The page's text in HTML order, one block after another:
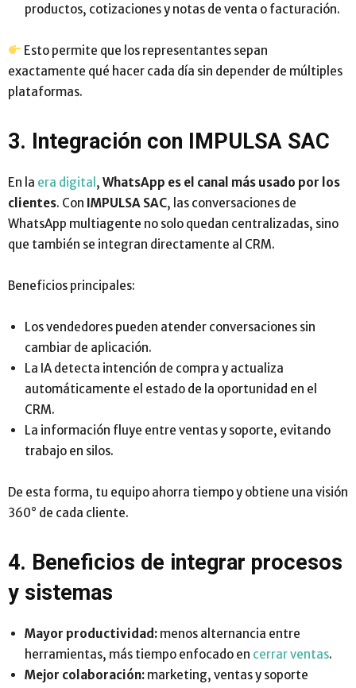
productos, cotizaciones y notas de venta o facturación.
Esto permite que los representantes sepan
exactamente qué hacer cada día sin depender de múltiples
plataformas.
3. Integración con IMPULSA SAC
En la era digital , WhatsApp es el canal más usado por los
clientes. Con IMPULSA SAC, las conversaciones de
WhatsApp multiagente no solo quedan centralizadas, sino
que también se integran directamente al CRM.
Beneficios principales:
Los vendedores pueden atender conversaciones sin
cambiar de aplicación.
La IA detecta intención de compra y actualiza
automáticamente el estado de la oportunidad en el
CRM.
La información fluye entre ventas y soporte, evitando
trabajo en silos.
De esta forma, tu equipo ahorra tiempo y obtiene una visión
360° de cada cliente.
4. Beneficios de integrar procesos
y sistemas
Mayor productividad: menos alternancia entre
herramientas, más tiempo enfocado en cerrar ventas.
Mejor colaboración: marketing, ventas y soporte